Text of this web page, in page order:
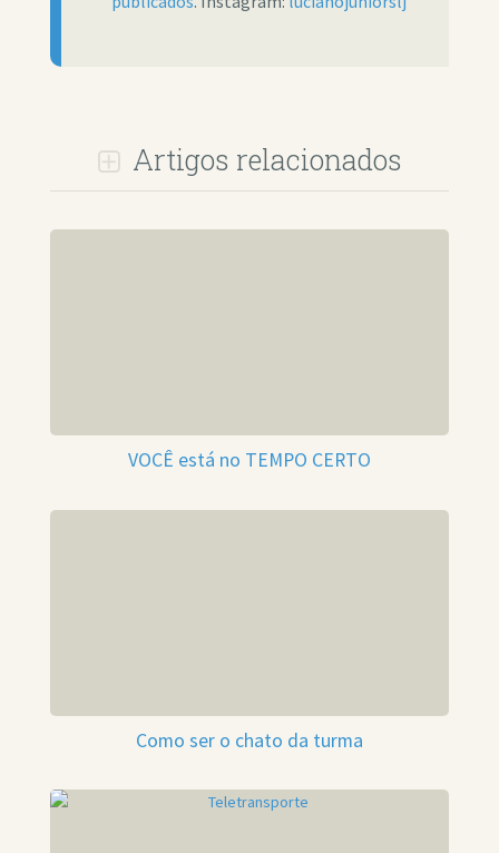
Artigos relacionados
VOCÊ está no TEMPO CERTO
Como ser o chato da turma